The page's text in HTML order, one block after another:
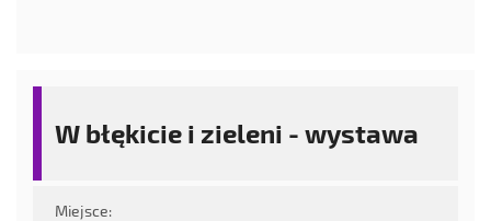
W błękicie i zieleni - wystawa
Miejsce: